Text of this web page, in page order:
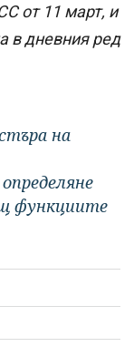
от 11 март, и
в дневния ред
на
функциите